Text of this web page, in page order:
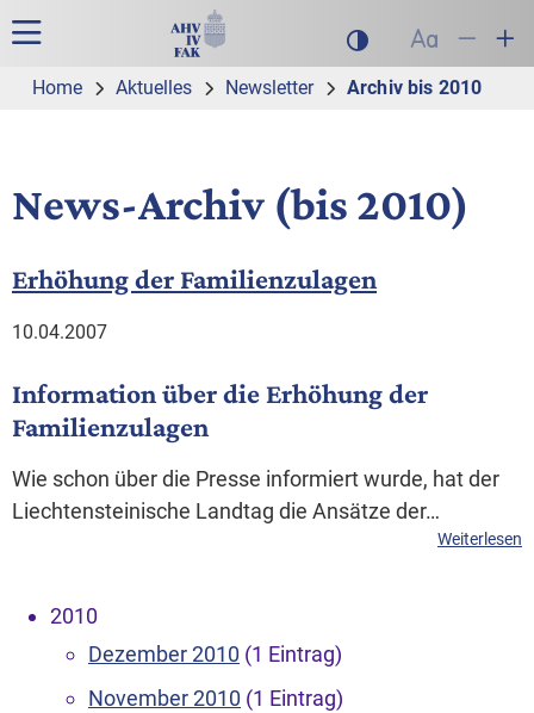
Zur Hauptnavigation
Zum Inhalt
Suche
Hauptnavigation Dunklen Modus
Schrift auf
Schrift
Home Aktuelles Newsletter Archiv bis 2010
News-Archiv (bis 2010)
Erhöhung der Familienzulagen
10.04.2007
Information über die Erhöhung der
Familienzulagen
Wie schon über die Presse informiert wurde, hat der
Liechtensteinische Landtag die Ansätze der…
Weiterlesen
2010
Dezember 2010 (1 Eintrag)
November 2010 (1 Eintrag)